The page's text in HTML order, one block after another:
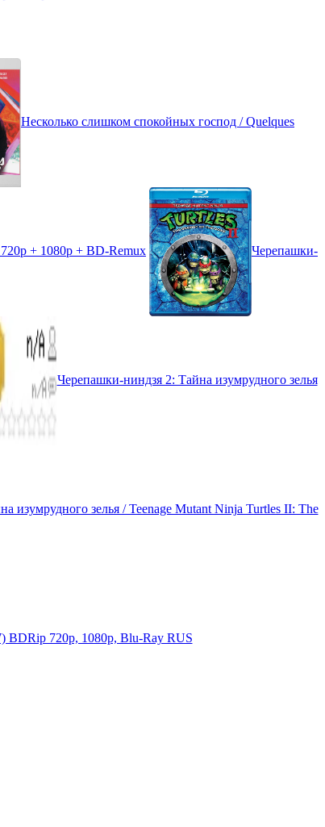
Несколько слишком спокойных господ / Quelques
+ 1080p + BD-Remux Черепашки-
Черепашки-ниндзя 2: Тайна изумрудного зелья
изумрудного зелья / Teenage Mutant Ninja Turtles II: The
BDRip 720p, 1080p, Blu-Ray RUS